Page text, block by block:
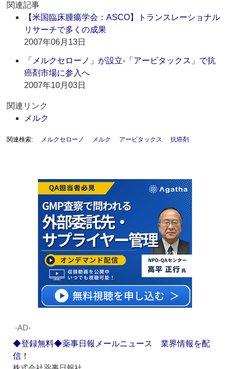
関連記事
【米国臨床腫瘍学会：ASCO】トランスレーショナル
リサーチで多くの成果
2007年06月13日
「メルクセローノ」が設立‐「アービタックス」で抗
癌剤市場に参入へ
2007年10月03日
関連リンク
メルク
関連検索: メルクセローノ メルク アービタックス 抗癌剤
‐AD‐
◆登録無料◆薬事日報メールニュース 業界情報を配
信！